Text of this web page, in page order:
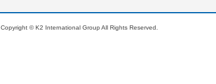
Copyright © K2 International Group All Rights Reserved.